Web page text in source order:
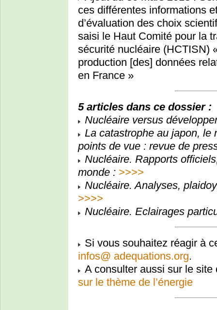
ces différentes informations
d’évaluation des choix
saisi le Haut Comité pour la
sécurité nucléaire (HCTISN)
production [des] données
en France »
5 articles dans ce dossier :
Nucléaire versus
La catastrophe au japon, le
points de vue : revue de
Nucléaire. Rapports
monde : >>>>
Nucléaire. Analyses,
>>>>
Nucléaire. Eclairages
Si vous souhaitez réagir à
infos@ adequations.org.
A consulter aussi sur le site
sur le thème de l’énergie